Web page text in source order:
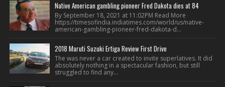
Native American gambling pioneer Fred Dakota dies at 84
By September 18, 2021 at 11:02PM Read More
https://timesofindia.indiatimes.com/world/us/native-
american-gambling-pioneer-fred-dakota-d...
2018 Maruti Suzuki Ertiga Review First Drive
The was never a car created to invite superlatives. It did
absolutely nothing in a spectacular fashion, but still
struggled to find any...